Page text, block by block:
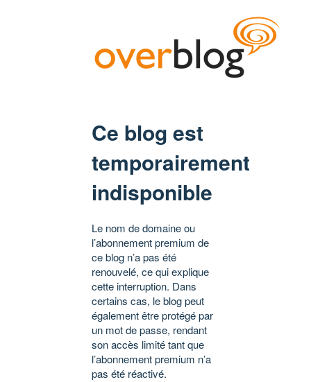
Ce blog est
temporairement
indisponible
Le nom de domaine ou
l’abonnement premium de
ce blog n’a pas été
renouvelé, ce qui explique
cette interruption. Dans
certains cas, le blog peut
également être protégé par
un mot de passe, rendant
son accès limité tant que
l’abonnement premium n’a
pas été réactivé.